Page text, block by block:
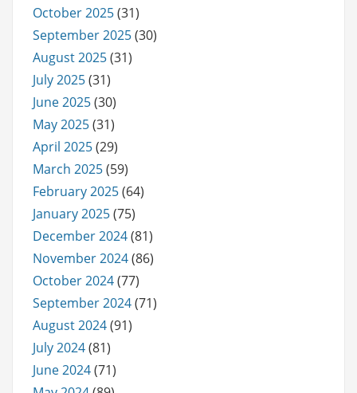
October 2025(31)
September 2025(30)
August 2025(31)
July 2025(31)
June 2025(30)
May 2025(31)
April 2025(29)
March 2025(59)
February 2025(64)
January 2025(75)
December 2024(81)
November 2024(86)
October 2024(77)
September 2024(71)
August 2024(91)
July 2024(81)
June 2024(71)